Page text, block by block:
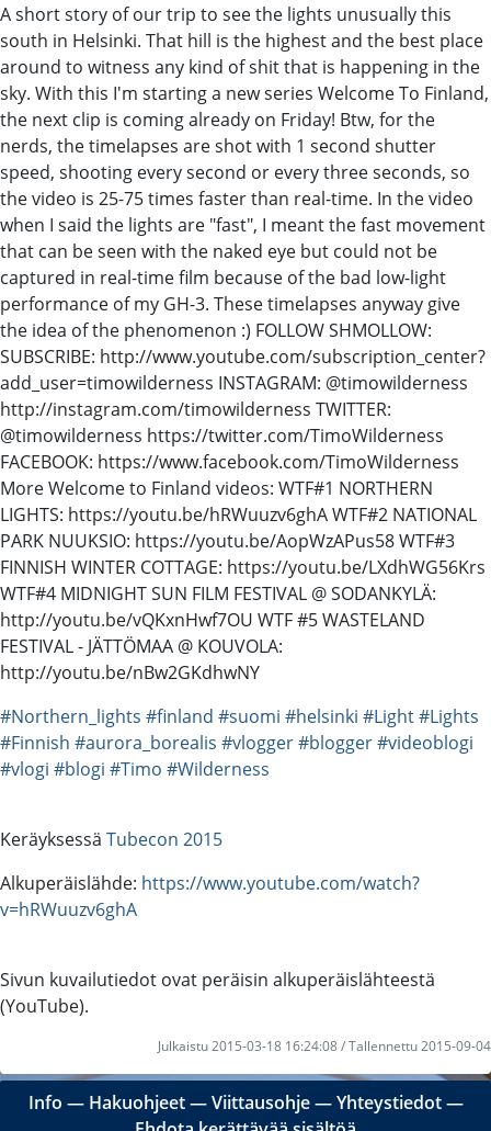
A short story of our trip to see the lights unusually this
south in Helsinki. That hill is the highest and the best place
around to witness any kind of shit that is happening in the
sky. With this I'm starting a new series Welcome To Finland,
the next clip is coming already on Friday! Btw, for the
nerds, the timelapses are shot with 1 second shutter
speed, shooting every second or every three seconds, so
the video is 25-75 times faster than real-time. In the video
when I said the lights are "fast", I meant the fast movement
that can be seen with the naked eye but could not be
captured in real-time film because of the bad low-light
performance of my GH-3. These timelapses anyway give
the idea of the phenomenon :) FOLLOW SHMOLLOW:
SUBSCRIBE: http://www.youtube.com/subscription_center?
add_user=timowilderness INSTAGRAM: @timowilderness
http://instagram.com/timowilderness TWITTER:
@timowilderness https://twitter.com/TimoWilderness
FACEBOOK: https://www.facebook.com/TimoWilderness
More Welcome to Finland videos: WTF#1 NORTHERN
LIGHTS: https://youtu.be/hRWuuzv6ghA WTF#2 NATIONAL
PARK NUUKSIO: https://youtu.be/AopWzAPus58 WTF#3
FINNISH WINTER COTTAGE: https://youtu.be/LXdhWG56Krs
WTF#4 MIDNIGHT SUN FILM FESTIVAL @ SODANKYLÄ:
http://youtu.be/vQKxnHwf7OU WTF #5 WASTELAND
FESTIVAL - JÄTTÖMAA @ KOUVOLA:
http://youtu.be/nBw2GKdhwNY
#Northern_lights #finland #suomi #helsinki #Light#Lights
#Finnish #aurora_borealis #vlogger#blogger#videoblogi
#vlogi #blogi #Timo #Wilderness
Keräyksessä Tubecon 2015
Alkuperäislähde: https://www.youtube.com/watch?
v=hRWuuzv6ghA
Sivun kuvailutiedot ovat peräisin alkuperäislähteestä
(YouTube).
Julkaistu 2015-03-18 16:24:08 / Tallennettu 2015-09-04
Info ― Hakuohjeet―Viittausohje―Yhteystiedot―